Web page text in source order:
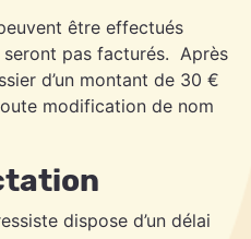
être effectués
seront pas facturés. Après
d’un montant de 30 €
modification de nom
dispose d’un délai